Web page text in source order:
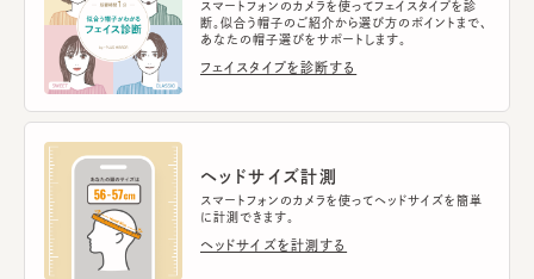
スマートフォンのカメラを使ってフェイスタイプを診
断。似合う帽子のご紹介から選び方のポイントまで、
あなたの帽子選びをサポートします。
フェイスタイプを診断する
ヘッドサイズ計測
スマートフォンのカメラを使ってヘッドサイズを簡単
に計測できます。
ヘッドサイズを計測する